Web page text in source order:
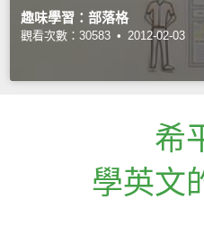
趣味學習：部落格
觀看次數：30583 • 2012-02-03
希
學英文